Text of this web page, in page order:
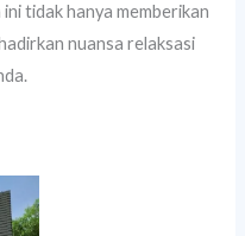
tidak hanya memberikan
nuansa relaksasi